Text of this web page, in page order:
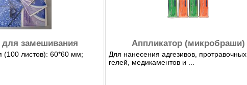
для замешивания
(100 листов): 60*60 мм;
Аппликатор (микробраши)
Для нанесения адгезивов, протравочных
гелей, медикаментов и ...